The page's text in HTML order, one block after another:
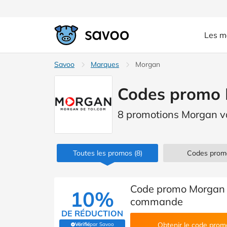
Les
Savoo Marques Morgan
Codes
8 promotions Morgan
Toutes les promos(8) Codes
10%
DE RÉDUCTION
Vérifiépar Savoo
Code promo
commande
Obtenir le code